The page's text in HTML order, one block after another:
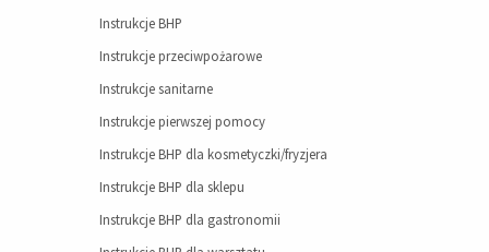
Instrukcje BHP
Instrukcje przeciwpożarowe
Instrukcje sanitarne
Instrukcje pierwszej pomocy
Instrukcje BHP dla kosmetyczki/fryzjera
Instrukcje BHP dla sklepu
Instrukcje BHP dla gastronomii